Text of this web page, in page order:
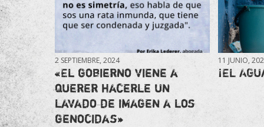
2 SEPTIEMBRE, 2024
«El gobierno viene a
querer hacerle un
lavado de imagen a los
genocidas»
11 JUNIO,
¡EL